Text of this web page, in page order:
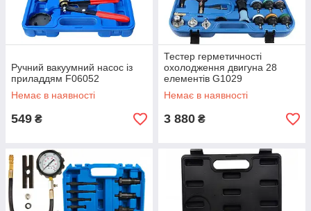
Ручний вакуумний насос із
приладдям F06052
Немає в наявності
549 ₴
Тестер герметичності
охолодження двигуна 28
елементів G1029
Немає в наявності
3 880 ₴